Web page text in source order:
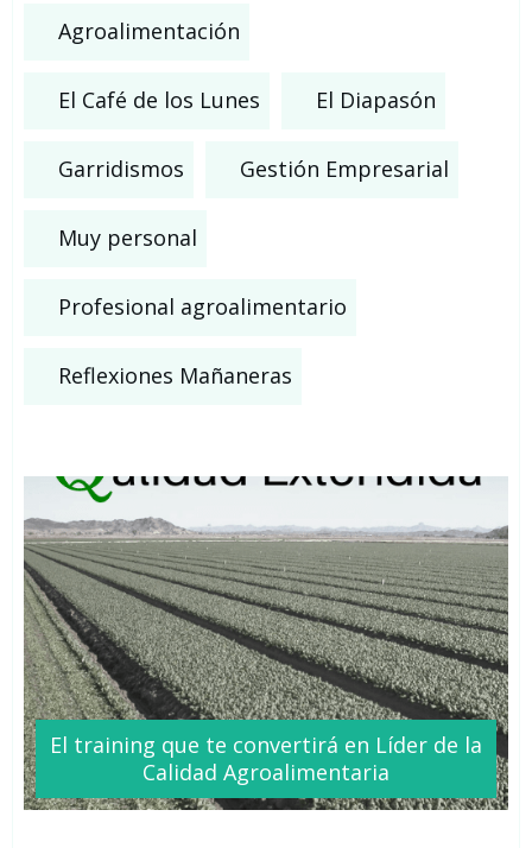
Agroalimentación
El Café de los Lunes El Diapasón
Garridismos Gestión Empresarial
Muy personal
Profesional agroalimentario
Reflexiones Mañaneras
El training que te convertirá en Líder de la
Calidad Agroalimentaria